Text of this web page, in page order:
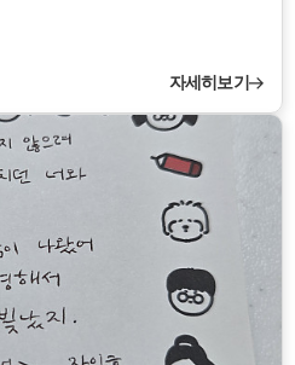
자세히보기